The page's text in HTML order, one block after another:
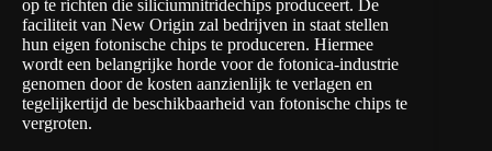
op te richten die siliciumnitridechips produceert. De
faciliteit van New Origin zal bedrijven in staat stellen
hun eigen fotonische chips te produceren. Hiermee
wordt een belangrijke horde voor de fotonica-industrie
genomen door de kosten aanzienlijk te verlagen en
tegelijkertijd de beschikbaarheid van fotonische chips te
vergroten.